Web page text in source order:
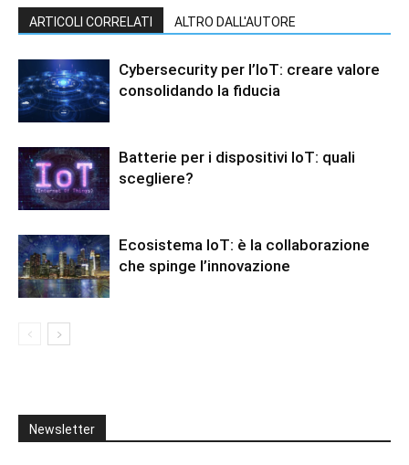
ARTICOLI CORRELATI ALTRO DALL'AUTORE
Cybersecurity per l’IoT: creare valore
consolidando la fiducia
Batterie per i dispositivi IoT: quali
scegliere?
Ecosistema IoT: è la collaborazione
che spinge l’innovazione
Newsletter